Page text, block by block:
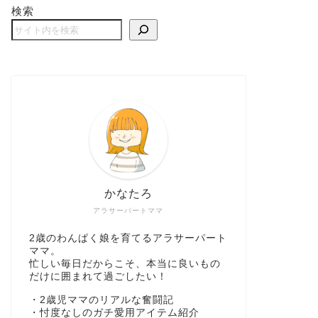
検索
アラサーパートママ
かなたろ
2歳のわんぱく娘を育てるアラサーパート
ママ。
忙しい毎日だからこそ、本当に良いもの
だけに囲まれて過ごしたい！
・2歳児ママのリアルな奮闘記
・忖度なしのガチ愛用アイテム紹介